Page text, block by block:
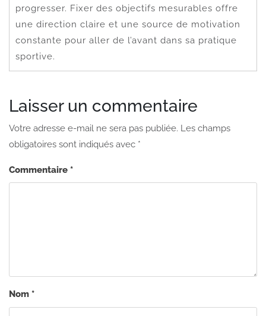
progresser. Fixer des objectifs mesurables offre
une direction claire et une source de motivation
constante pour aller de l’avant dans sa pratique
sportive.
Laisser un commentaire
Votre adresse e-mail ne sera pas publiée. Les champs
obligatoires sont indiqués avec *
Commentaire *
Nom *